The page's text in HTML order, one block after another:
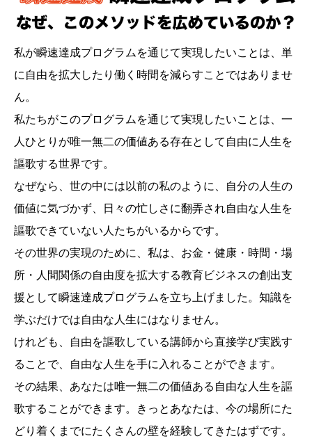
私が瞬速達成プログラムを通じて実現したいことは、単
に自由を拡大したり働く時間を減らすことではありませ
ん。
私たちがこのプログラムを通じて実現したいことは、一
人ひとりが唯一無二の価値ある存在として自由に人生を
謳歌する世界です。
なぜなら、世の中には以前の私のように、自分の人生の
価値に気づかず、日々の忙しさに翻弄され自由な人生を
謳歌できていない人たちがいるからです。
その世界の実現のために、私は、お金・健康・時間・場
所・人間関係の自由度を拡大する教育ビジネスの創出支
援として瞬速達成プログラムを立ち上げました。知識を
学ぶだけでは自由な人生にはなりません。
けれども、自由を謳歌している講師から直接学び実践す
ることで、自由な人生を手に入れることができます。
その結果、あなたは唯一無二の価値ある自由な人生を謳
歌することができます。きっとあなたは、今の場所にた
どり着くまでにたくさんの壁を経験してきたはずです。